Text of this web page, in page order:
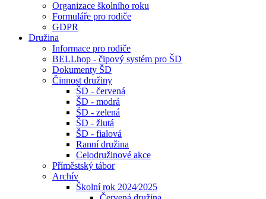
Organizace školního roku
Formuláře pro rodiče
GDPR
Družina
Informace pro rodiče
BELLhop - čipový systém pro ŠD
Dokumenty ŠD
Činnost družiny
ŠD - červená
ŠD - modrá
ŠD - zelená
ŠD - žlutá
ŠD - fialová
Ranní družina
Celodružinové akce
Příměstský tábor
Archív
Školní rok 2024⁄2025